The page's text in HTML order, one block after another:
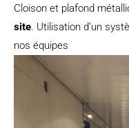
Cloison et plafond
site. Utilisation d’un
nos équipes